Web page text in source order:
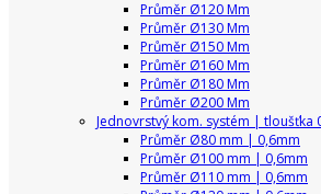
Průměr Ø120 Mm
Průměr Ø130 Mm
Průměr Ø150 Mm
Průměr Ø160 Mm
Průměr Ø180 Mm
Průměr Ø200 Mm
Jednovrstvý kom. systém | tloušťka
Průměr Ø80 mm | 0,6mm
Průměr Ø100 mm | 0,6mm
Průměr Ø110 mm | 0,6mm